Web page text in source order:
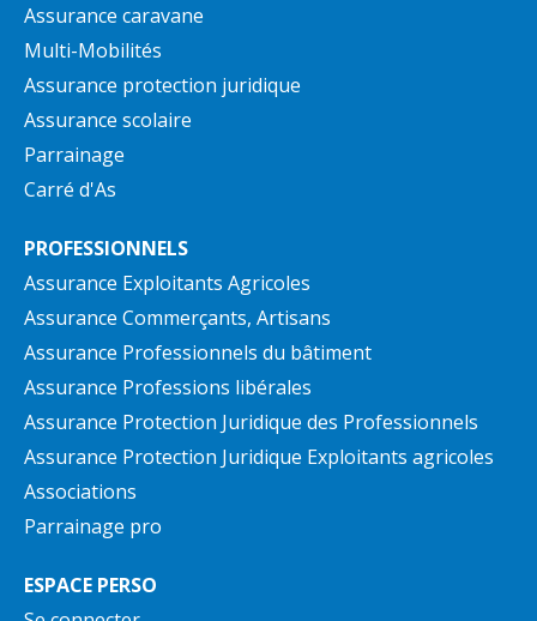
Assurance caravane
Multi-Mobilités
Assurance protection juridique
Assurance scolaire
Parrainage
Carré d'As
PROFESSIONNELS
Assurance Exploitants Agricoles
Assurance Commerçants, Artisans
Assurance Professionnels du bâtiment
Assurance Professions libérales
Assurance Protection Juridique des Professionnels
Assurance Protection Juridique Exploitants agricoles
Associations
Parrainage pro
ESPACE PERSO